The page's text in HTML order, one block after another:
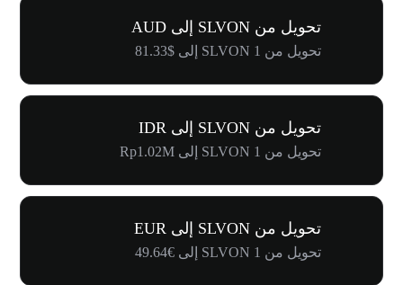
تحويل من SLVON إلى AUD
تحويل من 1 SLVON إلى $81.33
تحويل من SLVON إلى IDR
تحويل من 1 SLVON إلى Rp1.02M
تحويل من SLVON إلى EUR
تحويل من 1 SLVON إلى €49.64